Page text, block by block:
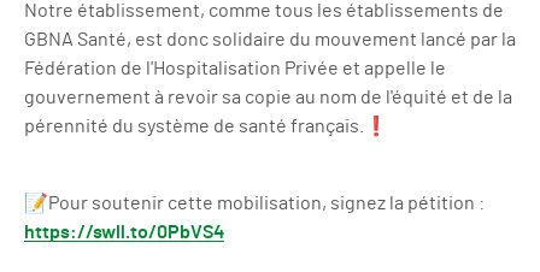
Notre établissement, comme tous les établissements de
GBNA Santé, est donc solidaire du mouvement lancé par la
Fédération de l'Hospitalisation Privée et appelle le
gouvernement à revoir sa copie au nom de l'équité et de la
pérennité du système de santé français.❗
📝Pour soutenir cette mobilisation, signez la pétition :
https://swll.to/0PbVS4